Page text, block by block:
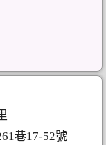
巷17-52號